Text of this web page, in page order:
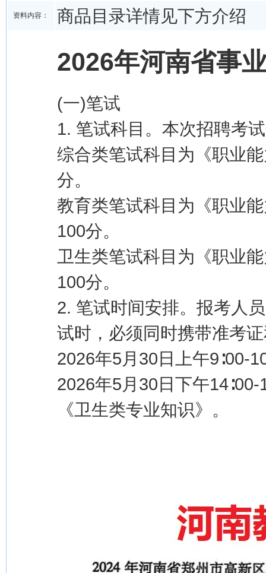
资料内容： 商品目录详情见下方介绍
2026年河南省事
(一)笔试
1. 笔试科目。本次招聘考
综合类笔试科目为《职业
分。
教育类笔试科目为《职业
100分。
卫生类笔试科目为《职业
100分。
2. 笔试时间安排。报考人
试时，必须同时携带准考
2026年5月30日上午9∶00-
2026年5月30日下午
《卫生类专业知识》。